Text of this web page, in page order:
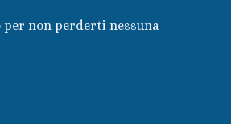
per non perderti nessuna